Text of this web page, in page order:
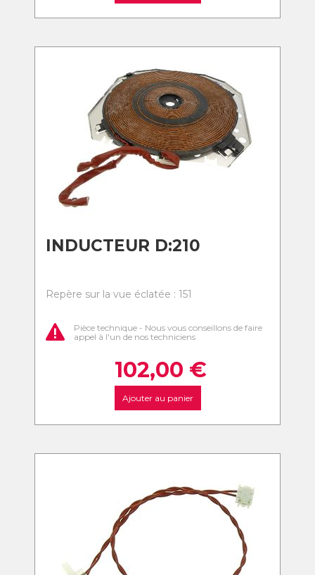
INDUCTEUR D:210
Repère sur la vue éclatée : 151
Pièce technique - Nous vous conseillons de faire
appel à l'un de nos techniciens
102,00 €
Ajouter au panier